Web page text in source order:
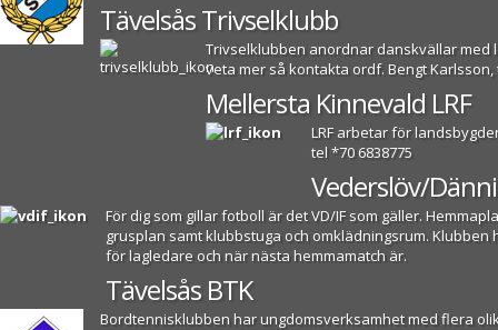
Tävelsås Trivselklubb
Trivselklubben anordnar danskvällar med
veta mer så kontakta ordf. Bengt Karlsson,
Mellersta Kinnevald LRF
LRF arbetar för
tel *70 6838775
Vederslöv/
För dig som gillar fotboll är det VD/IF som gäller.
grusplan samt klubbstuga och omklädningsrum.
för lagledare och när nästa hemmamatch är.
Tävelsås BTK
Bordtennisklubben har ungdomsverksamhet med flera